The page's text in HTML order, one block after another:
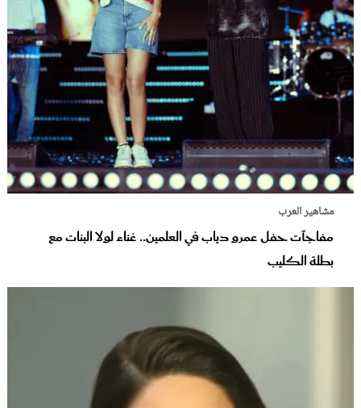
مشاهير العرب
مفاجآت حفل عمرو دياب في العلمين.. غناء لولا البنات مع
بطلة الكليب